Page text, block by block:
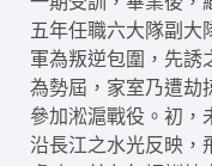
五年任職六大隊副大
軍為叛逆包圍，先誘
為勢屆，家室乃遭劫
參加淞滬戰役。初，
沿長江之水光反映，